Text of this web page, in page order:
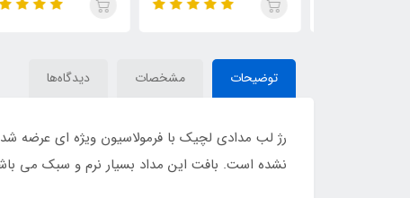
توضیحات مشخصات دیدگاه‌ها
رژ لب مدادی لچیک با فرمولاسیون ویژه ای عرضه
نشده است. بافت این مداد بسیار نرم و سبک می